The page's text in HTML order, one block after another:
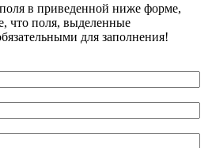
в приведенной ниже форме,
что поля, выделенные
для заполнения!